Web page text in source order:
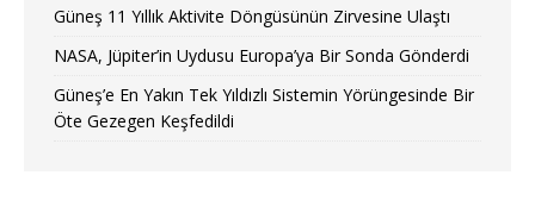
Güneş 11 Yıllık Aktivite Döngüsünün Zirvesine Ulaştı
NASA, Jüpiter’in Uydusu Europa’ya Bir Sonda Gönderdi
Güneş’e En Yakın Tek Yıldızlı Sistemin Yörüngesinde Bir
Öte Gezegen Keşfedildi